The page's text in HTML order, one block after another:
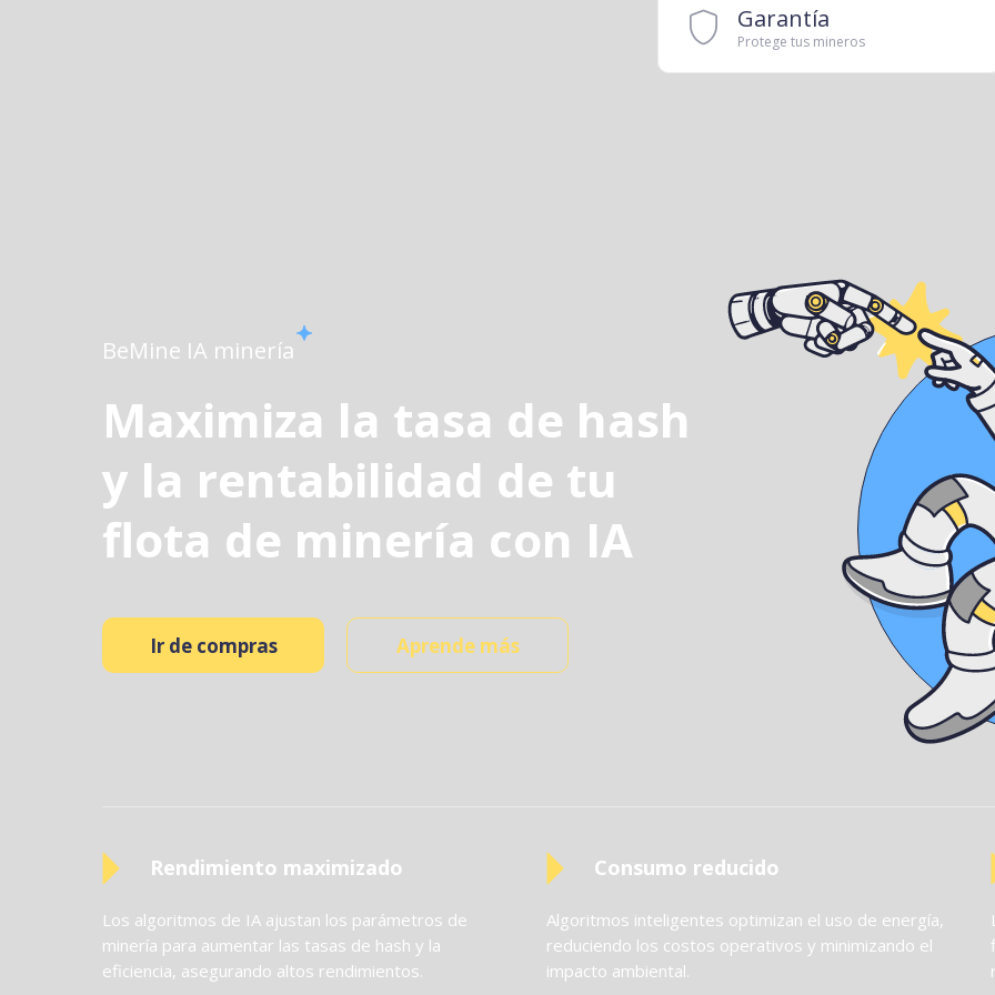
Protege tus mineros
Garantía
Maximiza la tasa de hash
y la rentabilidad de tu
flota de minería con IA
BeMine IA minería
Aprende más
Ir de compras
Los algoritmos de IA ajustan los parámetros de
minería para aumentar las tasas de hash y la
eficiencia, asegurando altos rendimientos.
Rendimiento maximizado
Algoritmos inteligentes optimizan el uso de energía,
reduciendo los costos operativos y minimizando el
impacto ambiental.
Consumo reducido